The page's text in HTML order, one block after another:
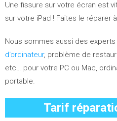
Une fissure sur votre écran est
sur votre iPad ! Faites le réparer à
Nous sommes aussi des experts
d’ordinateur, problème de
etc… pour votre PC ou Mac,
portable.
Tarif